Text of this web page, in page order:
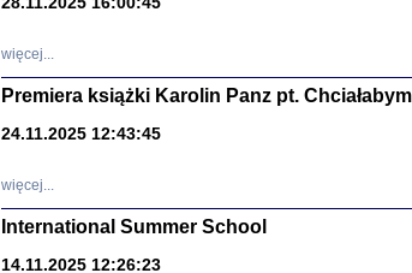
więcej...
Premiera książki Karolin Panz pt.
24.11.2025 12:43:45
więcej...
International Summer School
14.11.2025 12:26:23